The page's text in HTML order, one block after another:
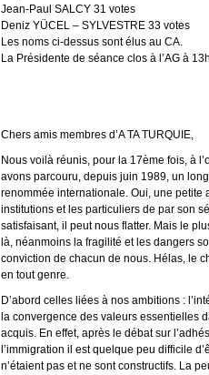
Jean-Paul SALCY 31 votes
Deniz YÜCEL – SYLVESTRE 33 votes
Les noms ci-dessus sont élus au CA.
La Présidente de séance clos à l’AG à
Chers amis membres d’A TA TURQUIE,
Nous voilà réunis, pour la 17ème fois, à
avons parcouru, depuis juin 1989, un
renommée internationale. Oui, une
institutions et les particuliers de par son
satisfaisant, il peut nous flatter. Mais le
là, néanmoins la fragilité et les dangers
conviction de chacun de nous. Hélas, le
en tout genre.
D’abord celles liées à nos ambitions :
la convergence des valeurs essentielles
acquis. En effet, après le débat sur
l’immigration il est quelque peu difficile
n’étaient pas et ne sont constructifs. La